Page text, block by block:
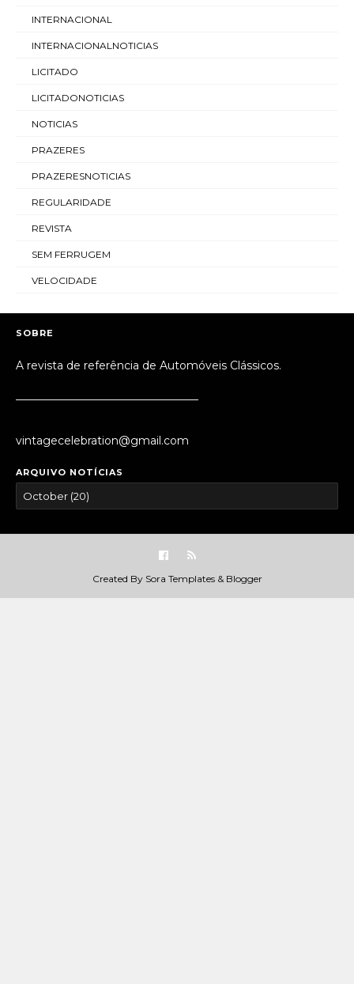
INTERNACIONAL
INTERNACIONALNOTICIAS
LICITADO
LICITADONOTICIAS
NOTICIAS
PRAZERES
PRAZERESNOTICIAS
REGULARIDADE
REVISTA
SEM FERRUGEM
VELOCIDADE
SOBRE
A revista de referência de Automóveis Clássicos.
vintagecelebration@gmail.com
ARQUIVO NOTÍCIAS
Created By Sora Templates& Blogger